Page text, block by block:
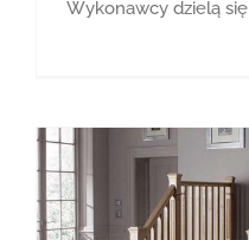
Wykonawcy dzielą się